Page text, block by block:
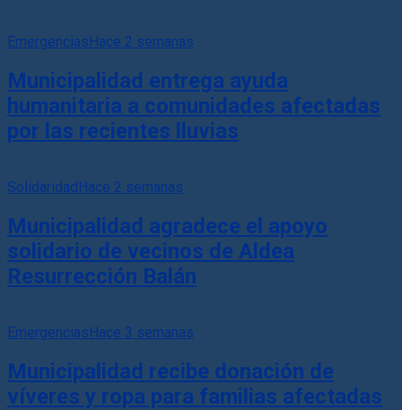
Emergencias Hace 2 semanas
Municipalidad entrega ayuda
humanitaria a comunidades afectadas
por las recientes lluvias
Solidaridad Hace 2 semanas
Municipalidad agradece el apoyo
solidario de vecinos de Aldea
Resurrección Balán
EmergenciasHace 3 semanas
Municipalidad recibe donación de
víveres y ropa para familias afectadas